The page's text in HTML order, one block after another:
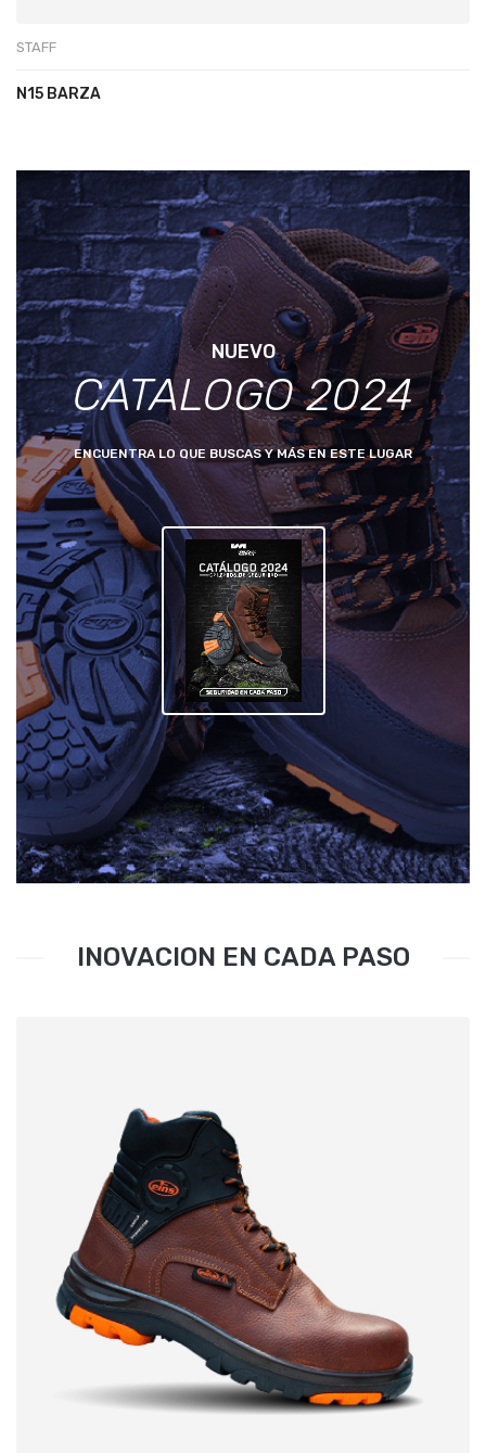
STAFF
N15 BARZA
NUEVO
CATALOGO 2024
ENCUENTRA LO QUE BUSCAS Y MÁS EN ESTE LUGAR
INOVACION EN CADA PASO